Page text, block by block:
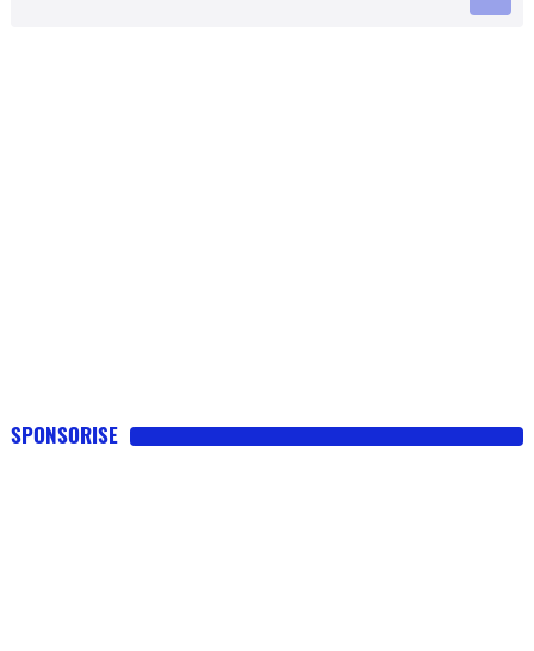
SPONSORISE